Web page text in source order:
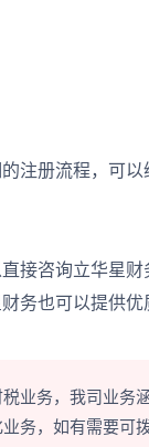
注册流程，可以
咨询立华星财
务也可以提供优
业务，我司业务
务，如有需要可